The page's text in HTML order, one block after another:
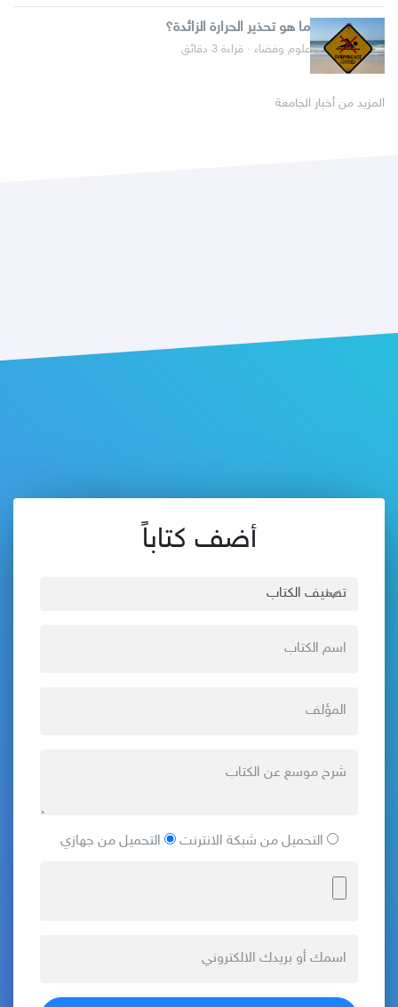
ما هو تحذير الحرارة الزائدة؟
علوم وفضاء · قراءة 3 دقائق
المزيد من أخبار الجامعة
أضف كتاباً
التحميل من شبكة الانترنت التحميل من جهازي